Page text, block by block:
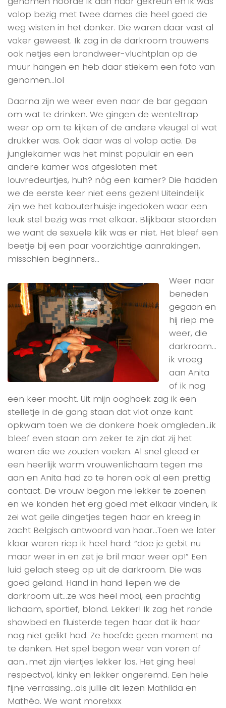
volop bezig met twee dames die heel goed de
weg wisten in het donker. Die waren daar vast al
vaker geweest. Ik zag in de darkroom trouwens
ook netjes een brandweer-vluchtplan op de
muur hangen en heb daar stiekem een foto van
genomen…lol
Daarna zijn we weer even naar de bar gegaan
om wat te drinken. We gingen de wenteltrap
weer op om te kijken of de andere vleugel al wat
drukker was. Ook daar was al volop actie. De
junglekamer was het minst populair en een
andere kamer was afgesloten met
louvredeurtjes, huh? nóg een kamer? Die hadden
we de eerste keer niet eens gezien! Uiteindelijk
zijn we het kabouterhuisje ingedoken waar een
leuk stel bezig was met elkaar. Blijkbaar stoorden
we want de sexuele klik was er niet. Het bleef een
beetje bij een paar voorzichtige aanrakingen,
misschien beginners…
Weer naar
beneden
gegaan en
hij riep me
weer, die
darkroom…
ik vroeg
aan Anita
of ik nog
een keer mocht. Uit mijn ooghoek zag ik een
stelletje in de gang staan dat vlot onze kant
opkwam toen we de donkere hoek omgleden…ik
bleef even staan om zeker te zijn dat zij het
waren die we zouden voelen. Al snel gleed er
een heerlijk warm vrouwenlichaam tegen me
aan en Anita had zo te horen ook al een prettig
contact. De vrouw begon me lekker te zoenen
en we konden het erg goed met elkaar vinden, ik
zei wat geile dingetjes tegen haar en kreeg in
zacht Belgisch antwoord van haar…Toen we later
klaar waren riep ik heel hard: “doe je gebit nu
maar weer in en zet je bril maar weer op!” Een
luid gelach steeg op uit de darkroom. Die was
goed geland. Hand in hand liepen we de
darkroom uit…ze was heel mooi, een prachtig
lichaam, sportief, blond. Lekker! Ik zag het ronde
showbed en fluisterde tegen haar dat ik haar
nog niet gelikt had. Ze hoefde geen moment na
te denken. Het spel begon weer van voren af
aan…met zijn viertjes lekker los. Het ging heel
respectvol, kinky en lekker ongeremd. Een hele
fijne verrassing…als jullie dit lezen Mathilda en
Mathéo. We want more!xxx